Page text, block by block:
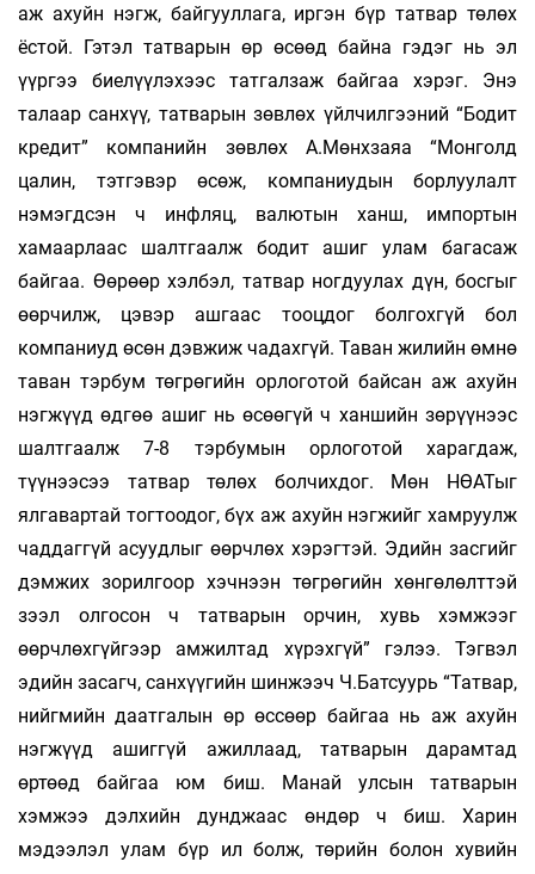
аж ахуйн нэгж, байгууллага, иргэн бүр татвар төлөх
ёстой. Гэтэл татварын өр өсөөд байна гэдэг нь эл
үүргээ биелүүлэхээс татгалзаж байгаа хэрэг. Энэ
талаар санхүү, татварын зөвлөх үйлчилгээний “Бодит
кредит” компанийн зөвлөх А.Мөнхзаяа “Монголд
цалин, тэтгэвэр өсөж, компаниудын борлуулалт
нэмэгдсэн ч инфляц, валютын ханш, импортын
хамаарлаас шалтгаалж бодит ашиг улам багасаж
байгаа. Өөрөөр хэлбэл, татвар ног­дуулах дүн, босгыг
өөрчилж, цэвэр ашгаас тооцдог болгохгүй бол
компаниуд өсөн дэвжиж чадахгүй. Таван жилийн өмнө
таван тэрбум төгрөгийн орлоготой байсан аж ахуйн
нэгжүүд өдгөө ашиг нь өсөөгүй ч ханшийн зөрүүнээс
шалтгаалж 7-8 тэрбумын орлоготой харагдаж,
түүнээсээ татвар төлөх болчихдог. Мөн НӨАТыг
ялгавартай тогтоодог, бүх аж ахуйн нэгжийг хамруулж
чаддаггүй асуудлыг өөрчлөх хэрэгтэй. Эдийн засгийг
дэмжих зорилгоор хэчнээн төг­рөгийн хөнгөлөлттэй
зээл олгосон ч татварын орчин, хувь хэмжээг
өөрчлөхгүйгээр амжилтад хүрэхгүй” гэлээ. Тэгвэл
эдийн засагч, сан­хүүгийн шинжээч Ч.Батсуурь “Татвар,
нийгмийн даатгалын өр өссөөр байгаа нь аж ахуйн
нэгжүүд ашиггүй ажиллаад, татварын дарамтад
өртөөд байгаа юм биш. Манай улсын татварын
хэмжээ дэлхийн дунджаас өндөр ч биш. Харин
мэдээлэл улам бүр ил болж, төрийн болон хувийн